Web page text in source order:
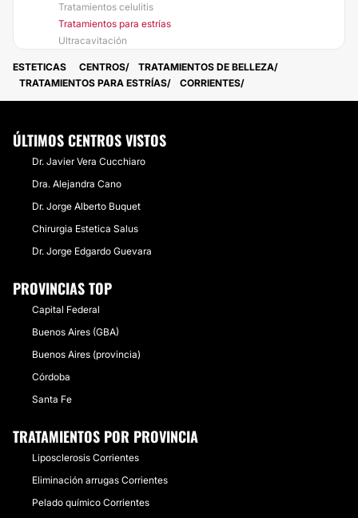
Tratamientos celulitis
Tratamientos para estrías
Ultracavitación
ESTETICAS CENTROS
TRATAMIENTOS DE BELLEZA
TRATAMIENTOS PARA ESTRÍAS
CORRIENTES
ÚLTIMOS CENTROS VISTOS
Dr. Javier Vera Cucchiaro
Dra. Alejandra Cano
Dr. Jorge Alberto Buquet
Chirurgia Estetica Salus
Dr. Jorge Edgardo Guevara
PROVINCIAS TOP
Capital Federal
Buenos Aires (GBA)
Buenos Aires (provincia)
Córdoba
Santa Fe
TRATAMIENTOS POR PROVINCIA
Liposclerosis Corrientes
Eliminación arrugas Corrientes
Pelado químico Corrientes